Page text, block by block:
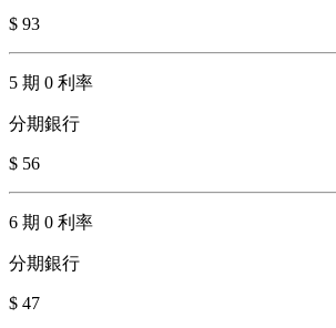
$ 93
5 期 0 利率
分期銀行
$ 56
6 期 0 利率
分期銀行
$ 47